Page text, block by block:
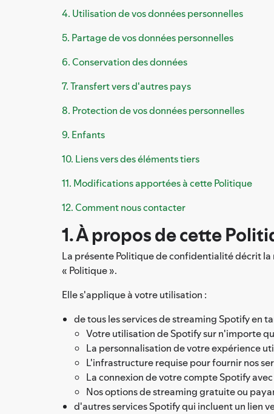
4. Utilisation de vos données personnelles
5. Partage de vos données personnelles
6. Conservation des données
7. Transfert vers d'autres pays
8. Protection de vos données personnelles
9. Enfants
10. Liens vers des éléments tiers
11. Modifications apportées à cette Politique
12. Comment nous contacter
1. À propos de cette
La présente Politique de confidentialité décrit la
« Politique ».
Elle s'applique à votre utilisation :
de tous les services de streaming Spotify en
Votre utilisation de Spotify sur n'importe
La personnalisation de votre expérience
L'infrastructure requise pour fournir nos
La connexion de votre compte Spotify
Nos options de streaming gratuite ou
d'autres services Spotify qui incluent un lien